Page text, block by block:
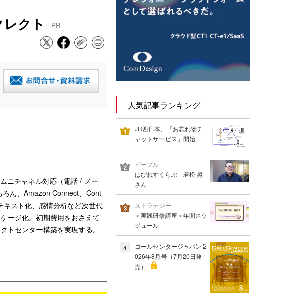
クト PR
ニチャネル対応（電話 / メー
ん、Amazon Connect、Cont
スト化、感情分析など次世代
ージ化。初期費用をおさえて
トセンター構築を実現する。
人気記事ランキング
JR西日本、「お忘れ物チ
ャットサービス」開始
ピープル
はぴねすくらぶ 若松 晃
さん
ストラテジー
＜実践研修講座＞年間スケ
ジュール
4
コールセンタージャパン 2
026年8月号（7月20日発
売）